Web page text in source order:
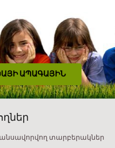
ԱՊԱԳԱՅԻՆ
տարբերակներ